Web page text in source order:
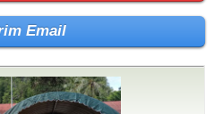
Email